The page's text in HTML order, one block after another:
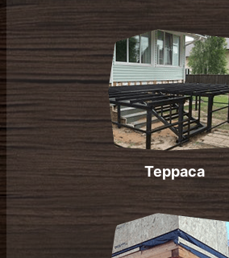
Терраса